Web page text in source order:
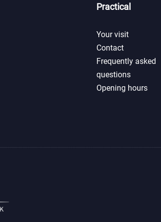
Practical
Your visit
Contact
Frequently asked
questions
Opening hours